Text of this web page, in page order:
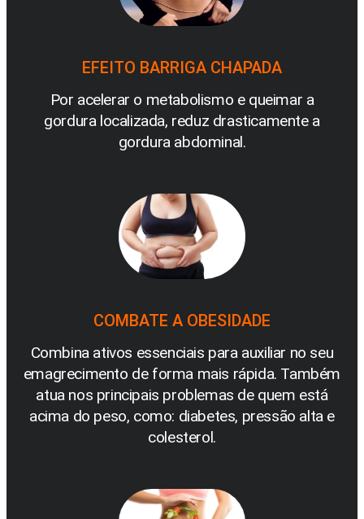
EFEITO BARRIGA CHAPADA
Por acelerar o metabolismo e queimar a
gordura localizada, reduz drasticamente a
gordura abdominal.
COMBATE A OBESIDADE
Combina ativos essenciais para auxiliar no seu
emagrecimento de forma mais rápida. Também
atua nos principais problemas de quem está
acima do peso, como: diabetes, pressão alta e
colesterol.